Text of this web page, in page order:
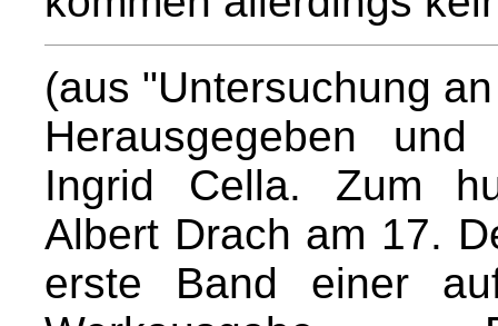
(aus "Untersuchung
Herausgegeben
Ingrid Cella. Zum
Albert Drach am 17.
erste Band einer